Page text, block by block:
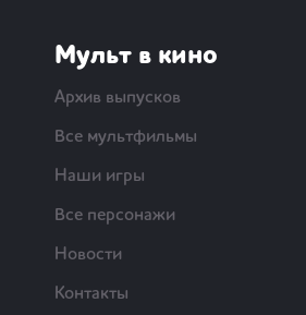
Мульт в кино
Архив выпусков
Все мультфильмы
Наши игры
Все персонажи
Новости
Контакты